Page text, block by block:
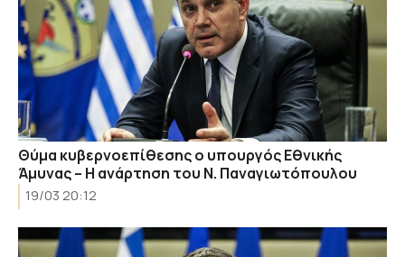
Θύμα κυβερνοεπίθεσης ο υπουργός Εθνικής
Άμυνας – Η ανάρτηση του Ν. Παναγιωτόπουλου
19/03 20:12